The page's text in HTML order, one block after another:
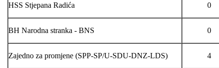
HSS Stjepana Radića 0
BH Narodna stranka - BNS 0
Zajedno za promjene (SPP-SP/U-SDU-DNZ-LDS) 4